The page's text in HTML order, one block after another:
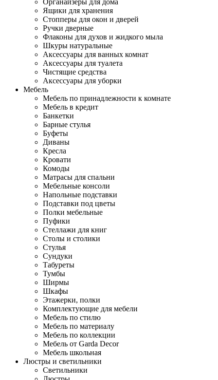
Органайзеры для дома
Ящики для хранения
Стопперы для окон и дверей
Ручки дверные
Флаконы для духов и жидкого мыла
Шкуры натуральные
Аксессуары для ванных комнат
Аксессуары для туалета
Чистящие средства
Аксессуары для уборки
Мебель
Мебель по принадлежности к комнате
Мебель в кредит
Банкетки
Барные стулья
Буфеты
Диваны
Кресла
Кровати
Комоды
Матрасы для спальни
Мебельные консоли
Напольные подставки
Подставки под цветы
Полки мебельные
Пуфики
Стеллажи для книг
Столы и столики
Стулья
Сундуки
Табуреты
Тумбы
Ширмы
Шкафы
Этажерки, полки
Комплектующие для мебели
Мебель по стилю
Мебель по материалу
Мебель по коллекции
Мебель от Garda Decor
Мебель школьная
Люстры и светильники
Светильники